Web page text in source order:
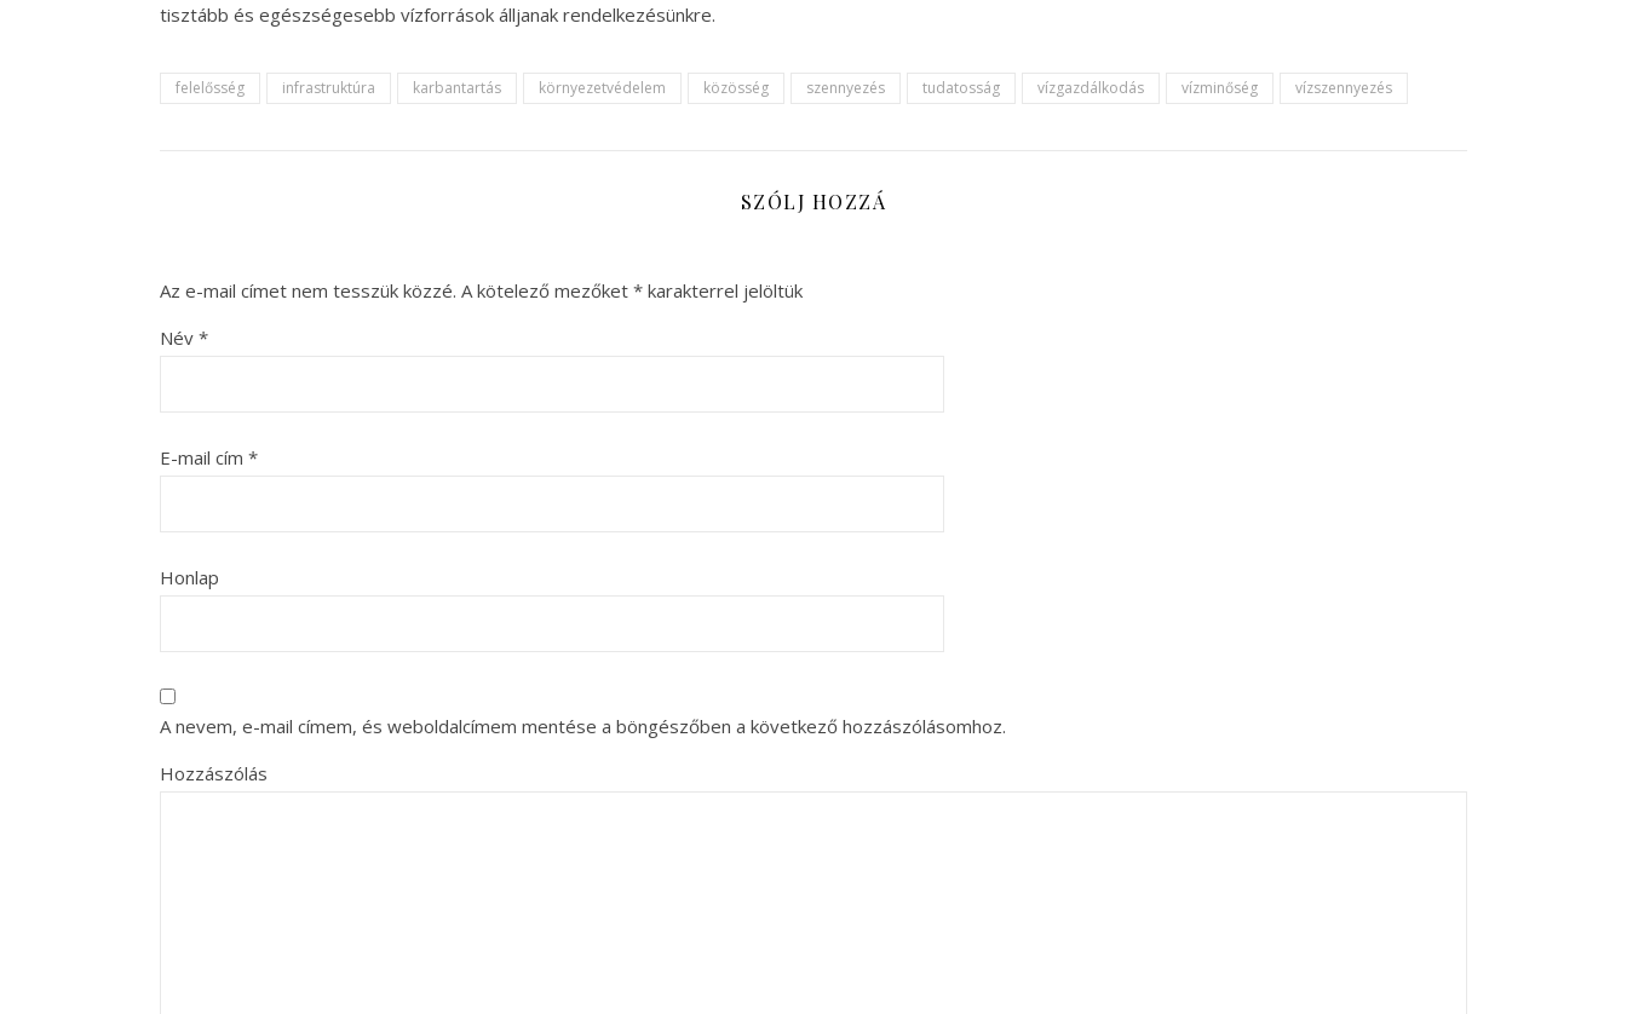
tisztább és egészségesebb vízforrások álljanak rendelkezésünkre.
felelősség infrastruktúra karbantartás környezetvédelem közösség szennyezés tudatosság vízgazdálkodás vízminőség vízszennyezés
SZÓLJ HOZZÁ
Az e-mail címet nem tesszük közzé. A kötelező mezőket * karakterrel jelöltük
Név *
E-mail cím *
Honlap
A nevem, e-mail címem, és weboldalcímem mentése a böngészőben a következő hozzászólásomhoz.
Hozzászólás